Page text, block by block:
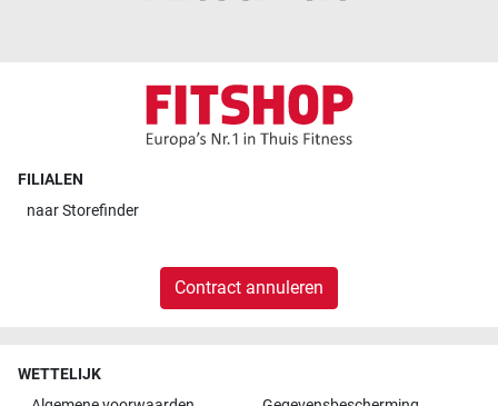
FILIALEN
naarStorefinder
Contract annuleren
WETTELIJK